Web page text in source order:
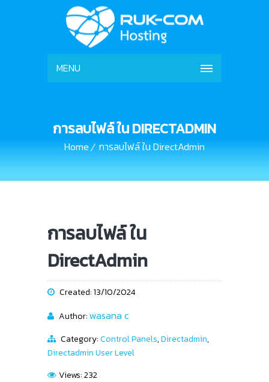
MENU
การลบไฟล์ ใน DIRECTADMIN
Home การลบไฟล์ ใน DirectAdmin
การลบไฟล์ ใน
DirectAdmin
Created: 13/10/2024
Author:wasana c
Category:Control Panels,Directadmin,
Directadmin User Level
Views: 232